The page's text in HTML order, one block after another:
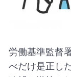
労働基準監督
べだけ是正し